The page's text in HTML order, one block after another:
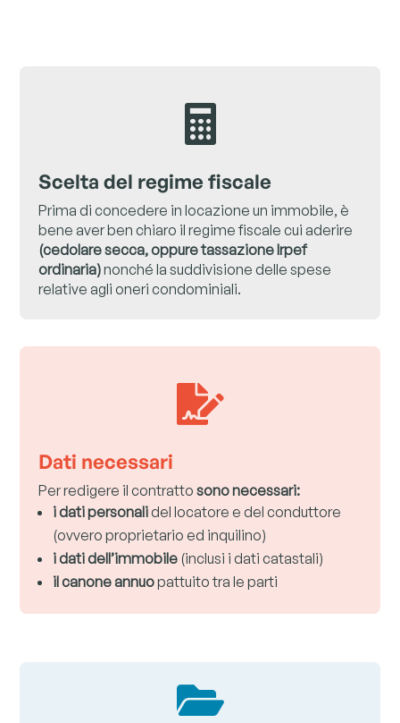

Scelta del regime fiscale
Prima di concedere in locazione un immobile, è
bene aver ben chiaro il regime fiscale cui aderire
(cedolare secca, oppure tassazione Irpef
ordinaria)nonché la suddivisione delle spese
relative agli oneri condominiali.

Dati necessari
Per redigere il contratto sono necessari:
i dati personalidel locatore e del conduttore
(ovvero proprietario ed inquilino)
i dati dell’immobile(inclusi i dati catastali)
il canone annuopattuito tra le parti
